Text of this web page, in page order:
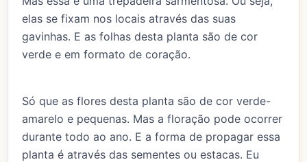
elas se fixam nos locais através das suas
gavinhas. E as folhas desta planta são de cor
verde e em formato de coração.
Só que as flores desta planta são de cor verde-
amarelo e pequenas. Mas a floração pode ocorrer
durante todo ao ano. E a forma de propagar essa
planta é através das sementes ou estacas. Eu